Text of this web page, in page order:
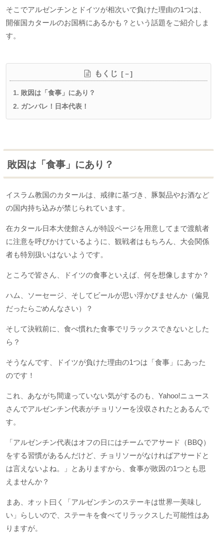
そこでアルゼンチンとドイツが相次いで負けた理由の1つは、
開催国カタールのお国柄にあるかも？という話題をご紹介しま
す。
もくじ
敗因は「食事」にあり？
ガンバレ！日本代表！
敗因は「食事」にあり？
イスラム教国のカタールは、戒律に基づき、豚製品やお酒など
の国内持ち込みが禁じられています。
在カタール日本大使館さんが特設ページを用意してまで渡航者
に注意を呼びかけているように、観戦者はもちろん、大会関係
者も特別扱いはないようです。
ところで皆さん、ドイツの食事といえば、何を想像しますか？
ハム、ソーセージ、そしてビールが思い浮かびませんか（偏見
だったらごめんなさい）？
そして決戦前に、食べ慣れた食事でリラックスできないとした
ら？
そうなんです、ドイツが負けた理由の1つは「食事」にあった
のです！
これ、あながち間違っていない気がするのも、Yahoo!ニュース
さんでアルゼンチン代表がチョリソーを没収されたとあるんで
す。
「アルゼンチン代表はオフの日にはチームでアサード（BBQ）
をする習慣があるんだけど、チョリソーがなければアサードと
は言えないよね。」とありますから、食事が敗因の1つとも思
えませんか？
まあ、オット曰く「アルゼンチンのステーキは世界一美味し
い」らしいので、ステーキを食べてリラックスした可能性はあ
りますが。